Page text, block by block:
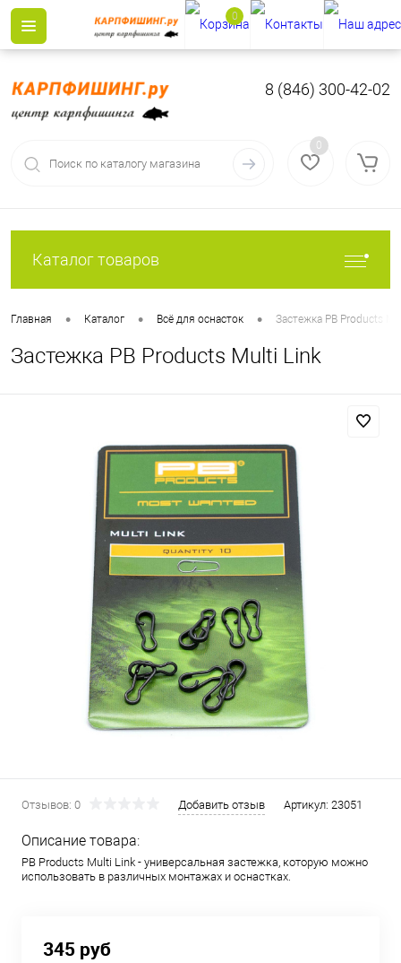
8 (846) 300-42-02
0
Каталог товаров
Главная • Каталог • Всё для оснасток • Застежка PB Products
Застежка PB Products Multi Link
Отзывов: 0 Добавить отзыв Артикул: 23051
Описание товара:
PB Products Multi Link - универсальная застежка, которую можно
использовать в различных монтажах и оснастках.
345 руб
0